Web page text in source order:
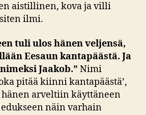
aistillinen, kova ja villi
ilmi.
tuli ulos hänen veljensä,
Eesaun kantapäästä. Ja
Jaakob.” Nimi
pitää kiinni kantapäästä’,
hänen arveltiin käyttäneen
näin varhain